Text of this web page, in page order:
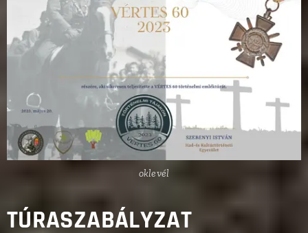
oklevél
TÚRASZABÁLYZAT